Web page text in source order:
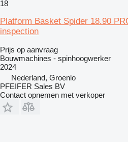
18
Platform Basket Spider 18.90
inspection
Prijs op aanvraag
Bouwmachines - spinhoogwerker
2024
Nederland, Groenlo
PFEIFER Sales BV
Contact opnemen met verkoper